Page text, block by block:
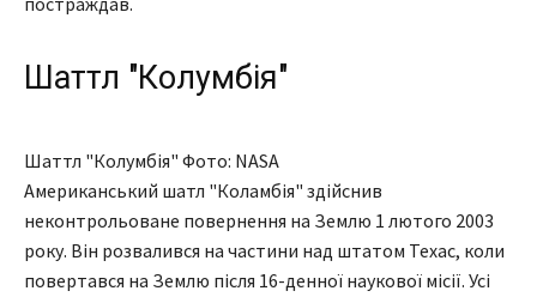
Шаттл "Колумбія"
Шаттл "Колумбія" Фото: NASA
Американський шатл "Коламбія" здійснив
неконтрольоване повернення на Землю 1 лютого 2003
року. Він розвалився на частини над штатом Техас, коли
повертався на Землю після 16-денної наукової місії. Усі